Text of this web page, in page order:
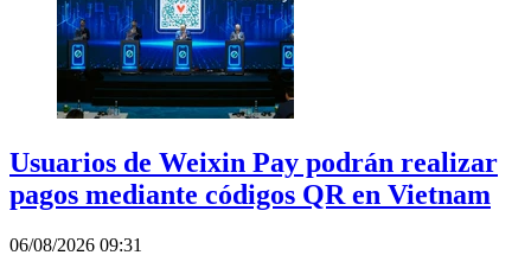
Usuarios de Weixin Pay podrán realizar
pagos mediante códigos QR en Vietnam
06/08/2026 09:31